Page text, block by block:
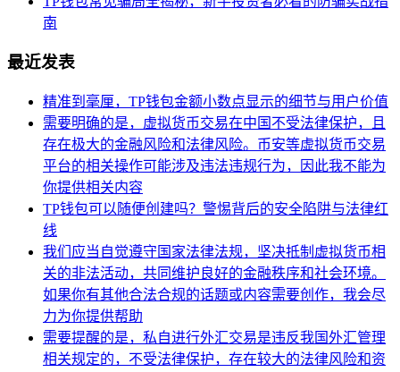
南
最近发表
精准到毫厘，TP钱包金额小数点显示的细节与用户价值
需要明确的是，虚拟货币交易在中国不受法律保护，且
存在极大的金融风险和法律风险。币安等虚拟货币交易
平台的相关操作可能涉及违法违规行为，因此我不能为
你提供相关内容
TP钱包可以随便创建吗？警惕背后的安全陷阱与法律红
线
我们应当自觉遵守国家法律法规，坚决抵制虚拟货币相
关的非法活动，共同维护良好的金融秩序和社会环境。
如果你有其他合法合规的话题或内容需要创作，我会尽
力为你提供帮助
需要提醒的是，私自进行外汇交易是违反我国外汇管理
相关规定的，不受法律保护，存在较大的法律风险和资